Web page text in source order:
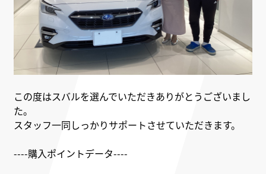
この度はスバルを選んでいただきありがとうございまし
た。
スタッフ一同しっかりサポートさせていただきます。
----購入ポイントデータ----